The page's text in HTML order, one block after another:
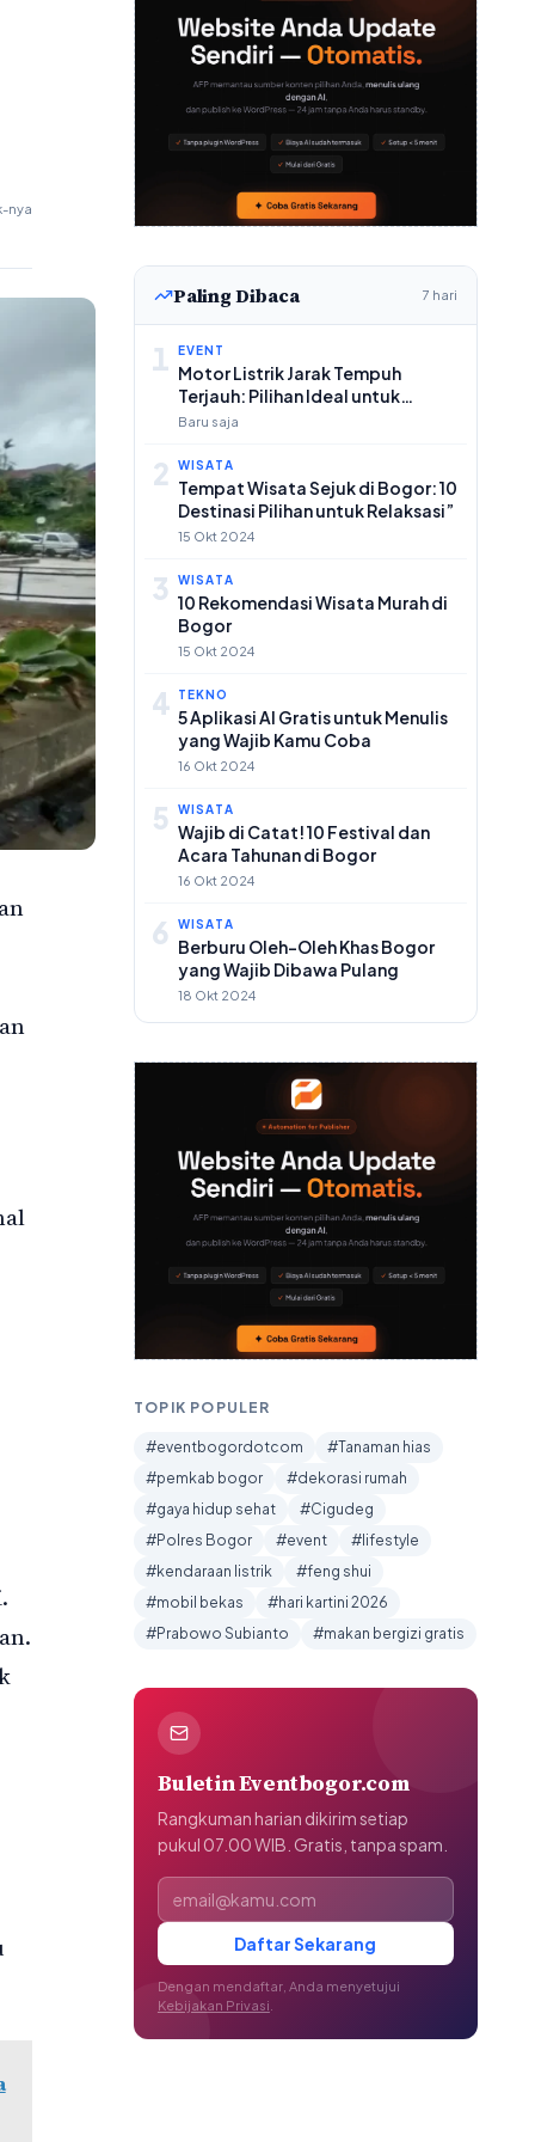
nya
Paling Dibaca 7 hari
1 EVENT
Motor Listrik Jarak Tempuh
Terjauh: Pilihan Ideal untuk
Perjalanan Jauh
Baru saja
2 WISATA
Tempat Wisata Sejuk di Bogor: 10
Destinasi Pilihan untuk Relaksasi”
15 Okt 2024
3 WISATA
10 Rekomendasi Wisata Murah di
Bogor
15 Okt 2024
4 TEKNO
5 Aplikasi AI Gratis untuk Menulis
yang Wajib Kamu Coba
16 Okt 2024
5 WISATA
Wajib di Catat! 10 Festival dan
Acara Tahunan di Bogor
16 Okt 2024
6 WISATA
Berburu Oleh-Oleh Khas Bogor
yang Wajib Dibawa Pulang
18 Okt 2024
TOPIK POPULER
#eventbogordotcom
#Tanaman hias
#pemkab bogor
#dekorasi rumah
#gaya hidup sehat
#Cigudeg
#Polres Bogor
#event
#lifestyle
#kendaraan listrik
#feng shui
#mobil bekas
#hari kartini 2026
#Prabowo Subianto
#makan bergizi gratis
Buletin Eventbogor.com
Rangkuman harian dikirim setiap
pukul 07.00 WIB. Gratis, tanpa spam.
Alamat email
Daftar Sekarang
Dengan mendaftar, Anda menyetujui
Kebijakan Privasi